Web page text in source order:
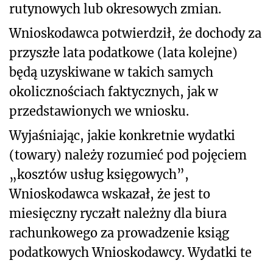
rutynowych lub okresowych zmian.
Wnioskodawca potwierdził, że dochody za
przyszłe lata podatkowe (lata kolejne)
będą uzyskiwane w takich samych
okolicznościach faktycznych, jak w
przedstawionych we wniosku.
Wyjaśniając, jakie konkretnie wydatki
(towary) należy rozumieć pod pojęciem
„kosztów usług księgowych”,
Wnioskodawca wskazał, że jest to
miesięczny ryczałt należny dla biura
rachunkowego za prowadzenie ksiąg
podatkowych Wnioskodawcy. Wydatki te